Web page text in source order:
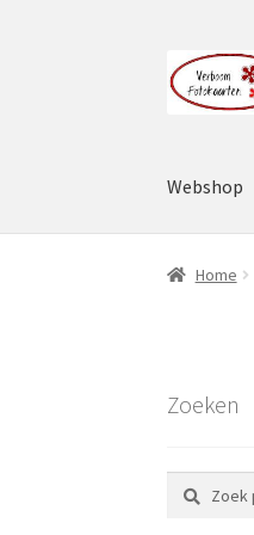
Ga
door
Ga
naar
Webshop
Home
Zoeken
Zoeken
naar:
Zoeken